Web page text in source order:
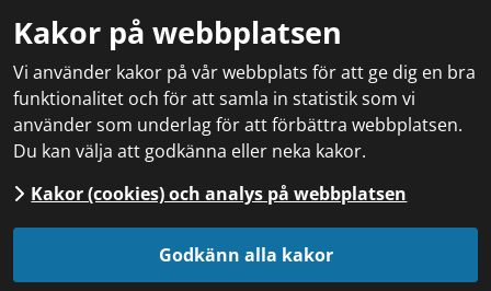
Kakor på webbplatsen
Vi använder kakor på vår webbplats för att ge dig en bra
funktionalitet och för att samla in statistik som vi
använder som underlag för att förbättra webbplatsen.
Du kan välja att godkänna eller neka kakor.
Kakor (cookies) och analys på webbplatsen
Godkänn alla kakor